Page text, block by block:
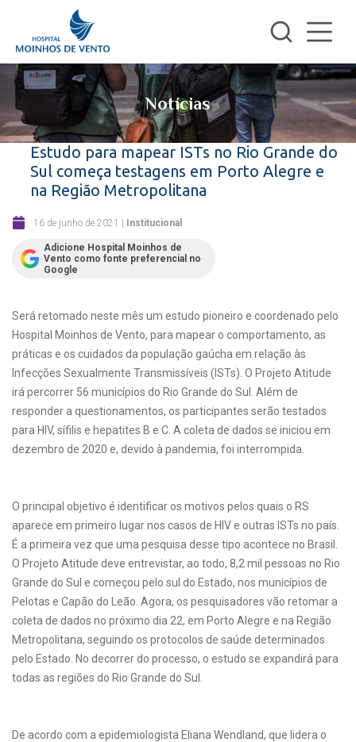
Notícias
Estudo para mapear ISTs no Rio Grande do
Sul começa testagens em Porto Alegre e
na Região Metropolitana
16 de junho de 2021 | Institucional
Adicione Hospital Moinhos de
Vento como fonte preferencial no
Google
Será retomado neste mês um estudo pioneiro e coordenado pelo
Hospital Moinhos de Vento, para mapear o comportamento, as
práticas e os cuidados da população gaúcha em relação às
Infecções Sexualmente Transmissíveis (ISTs). O Projeto Atitude
irá percorrer 56 municípios do Rio Grande do Sul. Além de
responder a questionamentos, os participantes serão testados
para HIV, sífilis e hepatites B e C. A coleta de dados se iniciou em
dezembro de 2020 e, devido à pandemia, foi interrompida.
O principal objetivo é identificar os motivos pelos quais o RS
aparece em primeiro lugar nos casos de HIV e outras ISTs no país.
É a primeira vez que uma pesquisa desse tipo acontece no Brasil.
O Projeto Atitude deve entrevistar, ao todo, 8,2 mil pessoas no Rio
Grande do Sul e começou pelo sul do Estado, nos municípios de
Pelotas e Capão do Leão. Agora, os pesquisadores vão retomar a
coleta de dados no próximo dia 22, em Porto Alegre e na Região
Metropolitana, seguindo os protocolos de saúde determinados
pelo Estado. No decorrer do processo, o estudo se expandirá para
todas as regiões do Rio Grande do Sul.
De acordo com a epidemiologista Eliana Wendland, que lidera o